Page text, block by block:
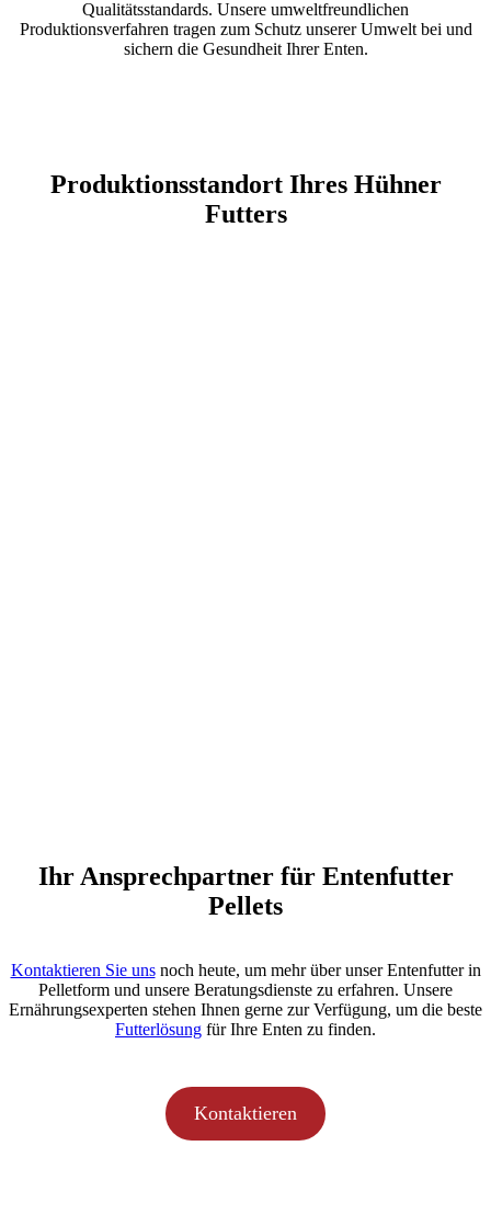
Qualitätsstandards. Unsere umweltfreundlichen
Produktionsverfahren tragen zum Schutz unserer Umwelt bei und
sichern die Gesundheit Ihrer Enten.
Produktionsstandort Ihres Hühner
Futters
Ihr Ansprechpartner für Entenfutter
Pellets
Kontaktieren Sie unsnoch heute, um mehr über unser Entenfutter in
Pelletform und unsere Beratungsdienste zu erfahren. Unsere
Ernährungsexperten stehen Ihnen gerne zur Verfügung, um die beste
Futterlösung für Ihre Enten zu finden.
Kontaktieren